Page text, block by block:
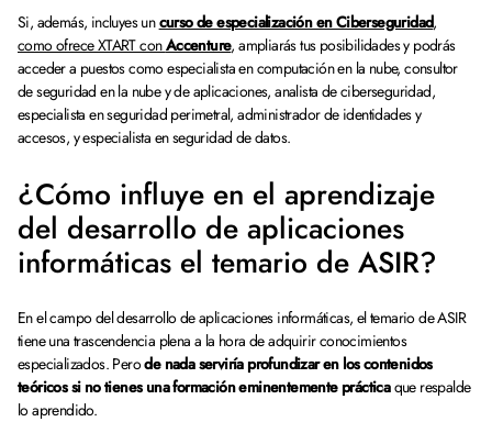
Si, además, incluyes uncurso de especialización en Ciberseguridad,
como ofrece XTART conAccenture, ampliarás tus posibilidades y podrás
acceder a puestos como especialista en computación en la nube, consultor
de seguridad en la nube y de aplicaciones, analista de ciberseguridad,
especialista en seguridad perimetral, administrador de identidades y
accesos, y especialista en seguridad de datos.
¿Cómo influye en el aprendizaje
del desarrollo de aplicaciones
informáticas el temario de ASIR?
En el campo del desarrollo de aplicaciones informáticas, el temario de ASIR
tiene una trascendencia plena a la hora de adquirir conocimientos
especializados. Perode nada serviría profundizar en los contenidos
teóricos si no tienes una formación eminentemente prácticaque respalde
lo aprendido.